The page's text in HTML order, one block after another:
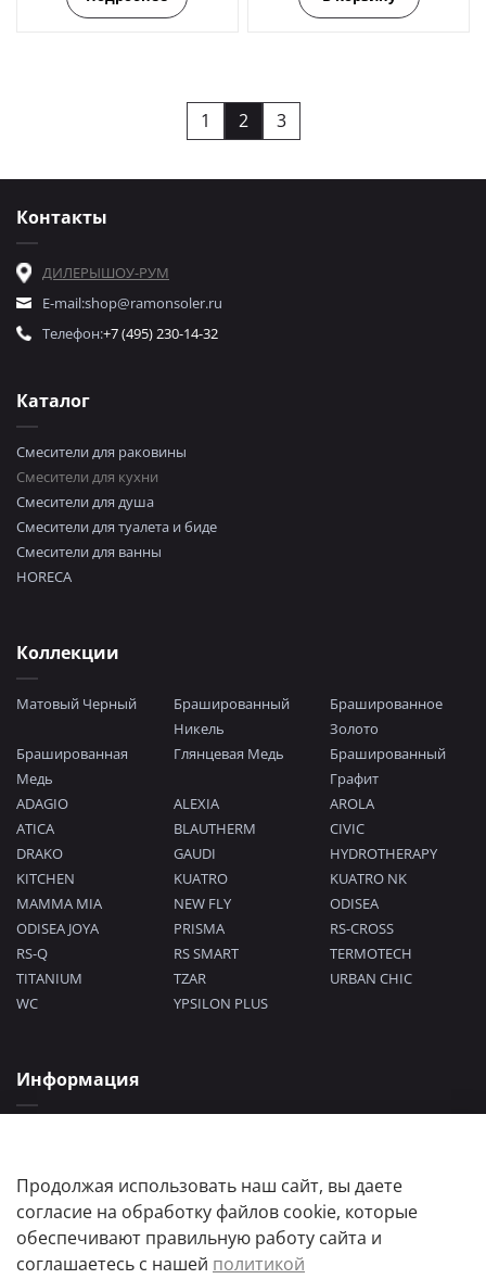
1 2 3
Каталог
Смесители для раковины
Смесители для кухни
Смесители для душа
Смесители для туалета и биде
Смесители для ванны
HORECA
Коллекции
Матовый Черный
Брашированный
Никель
Брашированное
Золото
Брашированная
Медь
Глянцевая Медь
Брашированный
Графит
ADAGIO
ALEXIA
AROLA
ATICA
BLAUTHERM
CIVIC
DRAKO
GAUDI
HYDROTHERAPY
KITCHEN
KUATRO
KUATRO NK
MAMMA MIA
NEW FLY
ODISEA
ODISEA JOYA
PRISMA
RS-CROSS
RS-Q
RS SMART
TERMOTECH
TITANIUM
TZAR
URBAN CHIC
WC
YPSILON PLUS
Информация
Пользовательское соглашение
Контакты
ДИЛЕРЫШОУ-РУМ
E-mail:shop@ramonsoler.ru
Телефон:+7 (495) 230-14-32
Продолжая использовать наш сайт, вы даете
согласие на обработку файлов cookie, которые
обеспечивают правильную работу сайта и
соглашаетесь с нашей политикой